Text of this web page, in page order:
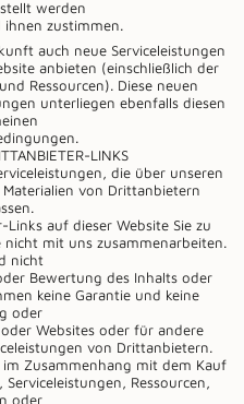
werden
zustimmen.
auch neue Serviceleistungen
anbieten (einschließlich der
Ressourcen). Diese neuen
unterliegen ebenfalls diesen
LINKS
die über unseren
von Drittanbietern
auf dieser Website Sie zu
mit uns zusammenarbeiten.
nicht
Bewertung des Inhalts oder
keine Garantie und keine
oder
Websites oder für andere
von Drittanbietern.
Zusammenhang mit dem Kauf
Ressourcen,
oder